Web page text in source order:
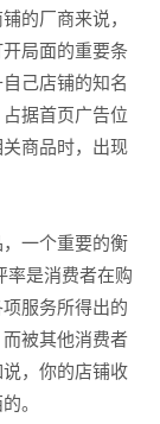
的厂商来说，
局面的重要条
己店铺的知名
据首页广告位
商品时，出现
一个重要的衡
率是消费者在购
服务所得出的
被其他消费者
，你的店铺收
。
名字
微信号